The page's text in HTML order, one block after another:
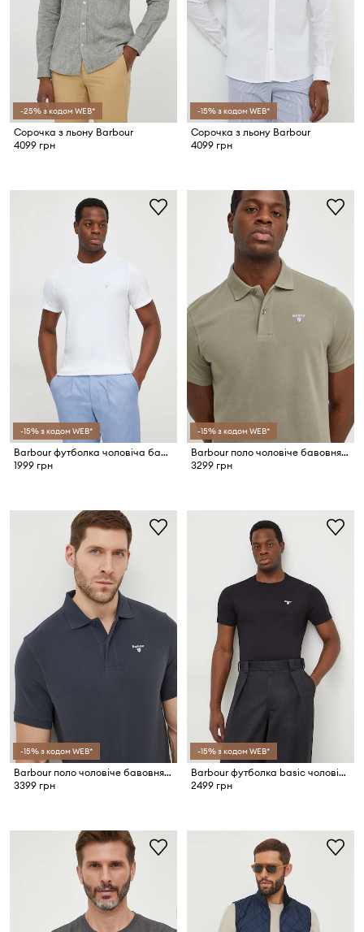
-25% з кодом WEB*
Сорочка з льону Barbour
4099 грн
-15% з кодом WEB*
Сорочка з льону Barbour
4099 грн
-15% з кодом WEB*
Barbour футболка чоловіча бавовняна Essentials
1999 грн
-15% з кодом WEB*
Barbour поло чоловіче бавовняне ESSENTIALS
3299 грн
-15% з кодом WEB*
Barbour поло чоловіче бавовняне ESSENTIALS
3399 грн
-15% з кодом WEB*
Barbour футболка basic чоловіча бавовняна ESSENTIALS
2499 грн